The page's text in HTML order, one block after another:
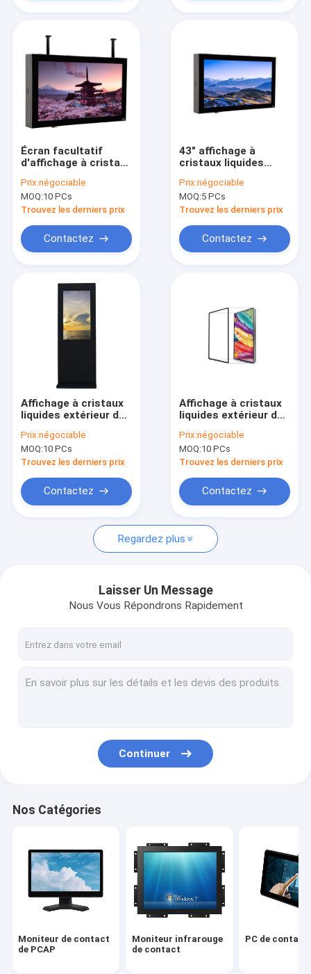
Produits
A propos de nous
nouvelles
Tous les cas
Moniteur de contact de PCAP
PC de contact d'AIO
Écran tactile de PCAP
Aluminium de contact de PCAP
Panneau de TFT LCD
Écran tactile d'onde acoustique extérieure
Moniteur incurvé d'écran tactile
Écran facultatif
d'affichage à cristaux
pour annoncer 86
pouces extérieur
fixés au mur
Prix:négociable
MOQ:10 PCs
Trouvez les derniers prix
Contactez
43" affichage à
cristaux liquides
l'affichage, réponse
extérieure du
Signage 6ms
liquides Digital d'OEM
Prix:négociable
MOQ:5 PCs
Trouvez les derniers prix
Contactez
Affichage à cristaux
liquides extérieur de
annonçant le
système intelligent
industriel
FCC d'affichage
Prix:négociable
MOQ:10 PCs
Trouvez les derniers prix
Contactez
Affichage à cristaux
liquides extérieur de
annonçant le
système futé
d'interconnexion de
Prix:négociable
MOQ:10 PCs
Trouvez les derniers prix
Contactez
Regardez plus
Laisser Un Message
Nous Vous Répondrons Rapidement
Continuer
Nos Catégories
Moniteur de contact
de PCAP
Moniteur infrarouge
de contact
PC de contact